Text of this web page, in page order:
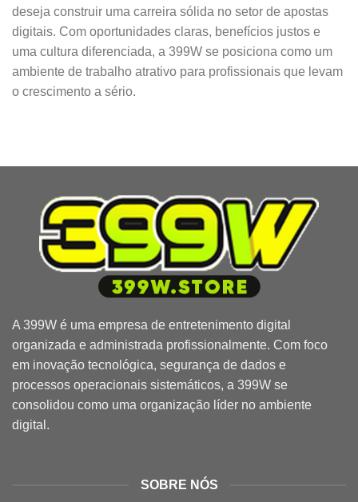
deseja construir uma carreira sólida no setor de apostas
digitais. Com oportunidades claras, benefícios justos e
uma cultura diferenciada, a 399W se posiciona como um
ambiente de trabalho atrativo para profissionais que levam
o crescimento a sério.
A 399W é uma empresa de entretenimento digital
organizada e administrada profissionalmente. Com foco
em inovação tecnológica, segurança de dados e
processos operacionais sistemáticos, a 399W se
consolidou como uma organização líder no ambiente
digital.
SOBRE NÓS